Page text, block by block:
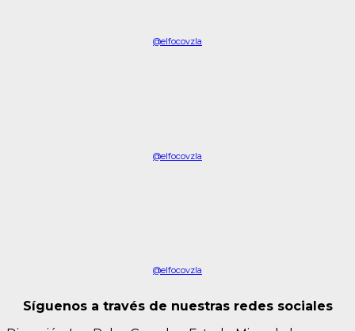
@elfocovzla
@elfocovzla
@elfocovzla
Síguenos a través de nuestras redes sociales